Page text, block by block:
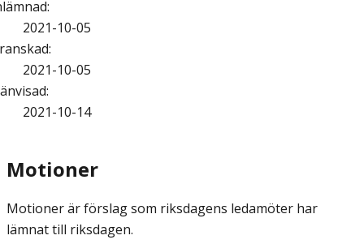
:
2021-10-05
:
2021-10-05
:
2021-10-14
Motioner
Motioner är förslag som riksdagens ledamöter har
lämnat till riksdagen.